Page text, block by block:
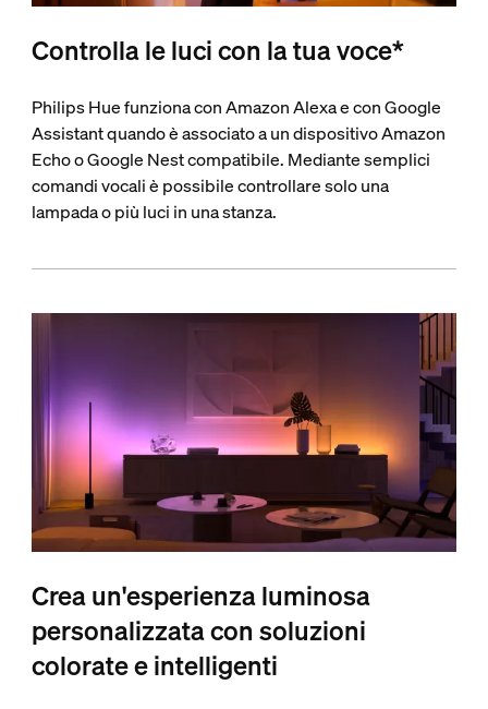
Controlla le luci con la tua voce*
Philips Hue funziona con Amazon Alexa e con Google
Assistant quando è associato a un dispositivo Amazon
Echo o Google Nest compatibile. Mediante semplici
comandi vocali è possibile controllare solo una
lampada o più luci in una stanza.
Crea un'esperienza luminosa
personalizzata con soluzioni
colorate e intelligenti